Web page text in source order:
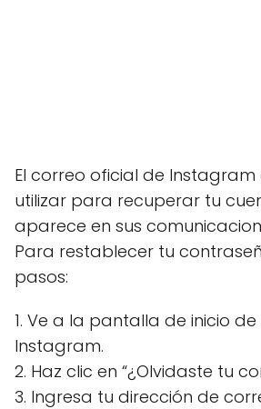
El correo oficial de
utilizar para recuperar tu
aparece en sus
Para restablecer tu
pasos:
1. Ve a la pantalla de inicio de
Instagram.
2. Haz clic en “¿Olvidaste tu
3. Ingresa tu dirección de